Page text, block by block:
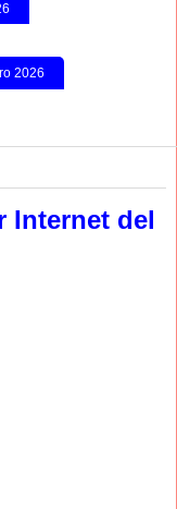
2026
Internet del